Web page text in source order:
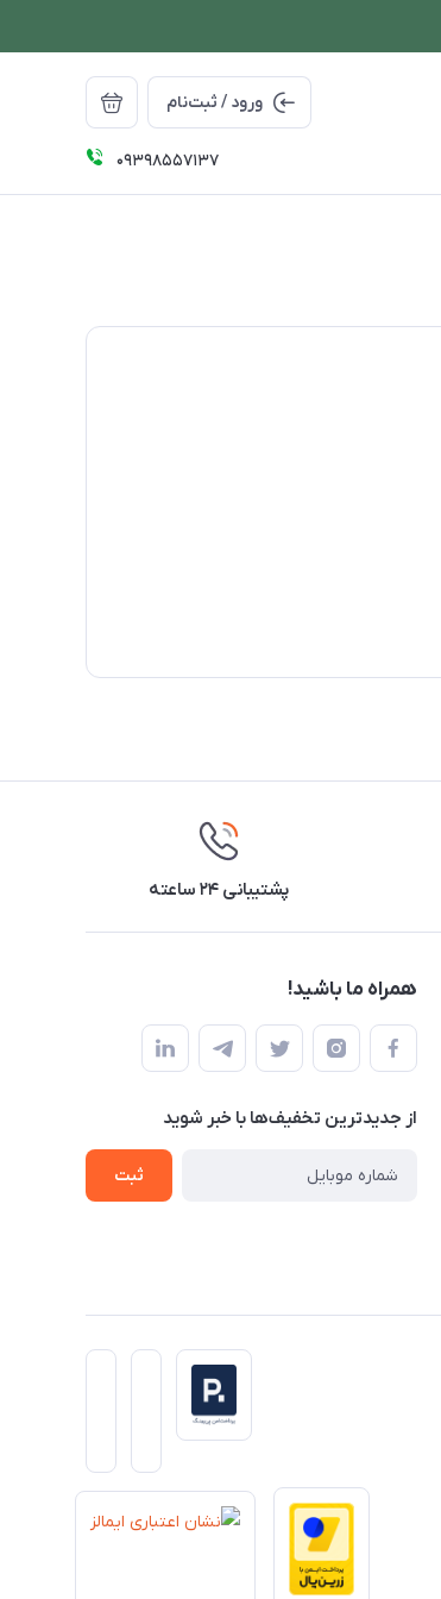
ورود / ثبت‌نام
09398557137
پشتیبانی ۲۴ ساعته
همراه ما باشید!
از جدید‌ترین تخفیف‌ها با‌ خبر شوید
ثبت